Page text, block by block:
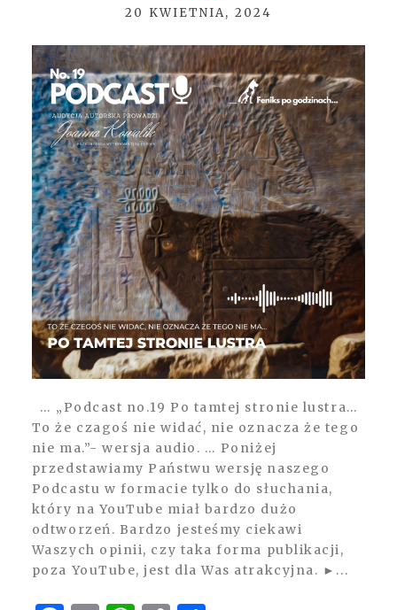
POST COMMENT20 KWIETNIA, 2024
… „Podcast no.19 Po tamtej stronie lustra…
To że czagoś nie widać, nie oznacza że tego
nie ma.”- wersja audio. … Poniżej
przedstawiamy Państwu wersję naszego
Podcastu w formacie tylko do słuchania,
który na YouTube miał bardzo dużo
odtworzeń. Bardzo jesteśmy ciekawi
Waszych opinii, czy taka forma publikacji,
poza YouTube, jest dla Was atrakcyjna. ►...